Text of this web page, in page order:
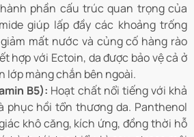
phần cấu trúc quan trọng của
giúp lấp đầy các khoảng trống
mất nước và củng cố hàng rào
hợp với Ectoin, da được bảo vệ cả ở
lớp màng chắn bên ngoài.
B5): Hoạt chất nổi tiếng với khả
phục hồi tổn thương da. Panthenol
khô căng, kích ứng, đồng thời hỗ